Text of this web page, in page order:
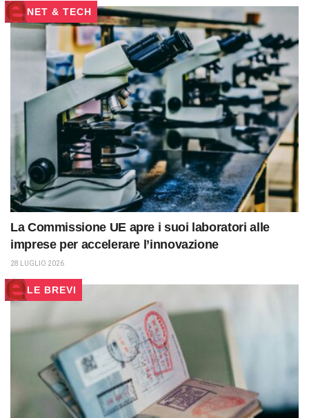
NET & TECH
La Commissione UE apre i suoi laboratori alle
imprese per accelerare l’innovazione
28 LUGLIO 2026
LE BREVI